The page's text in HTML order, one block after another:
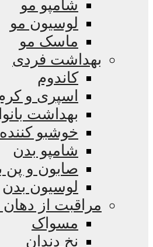
شامپو مو
لوسیون مو
ماسک مو
بهداشت فردی
کاندوم
اسپری و
بهداشت
خوشبو
شامپو بدن
صابون و پن
لوسیون بدن
مراقبت از دهان
مسواک
نخ دندان